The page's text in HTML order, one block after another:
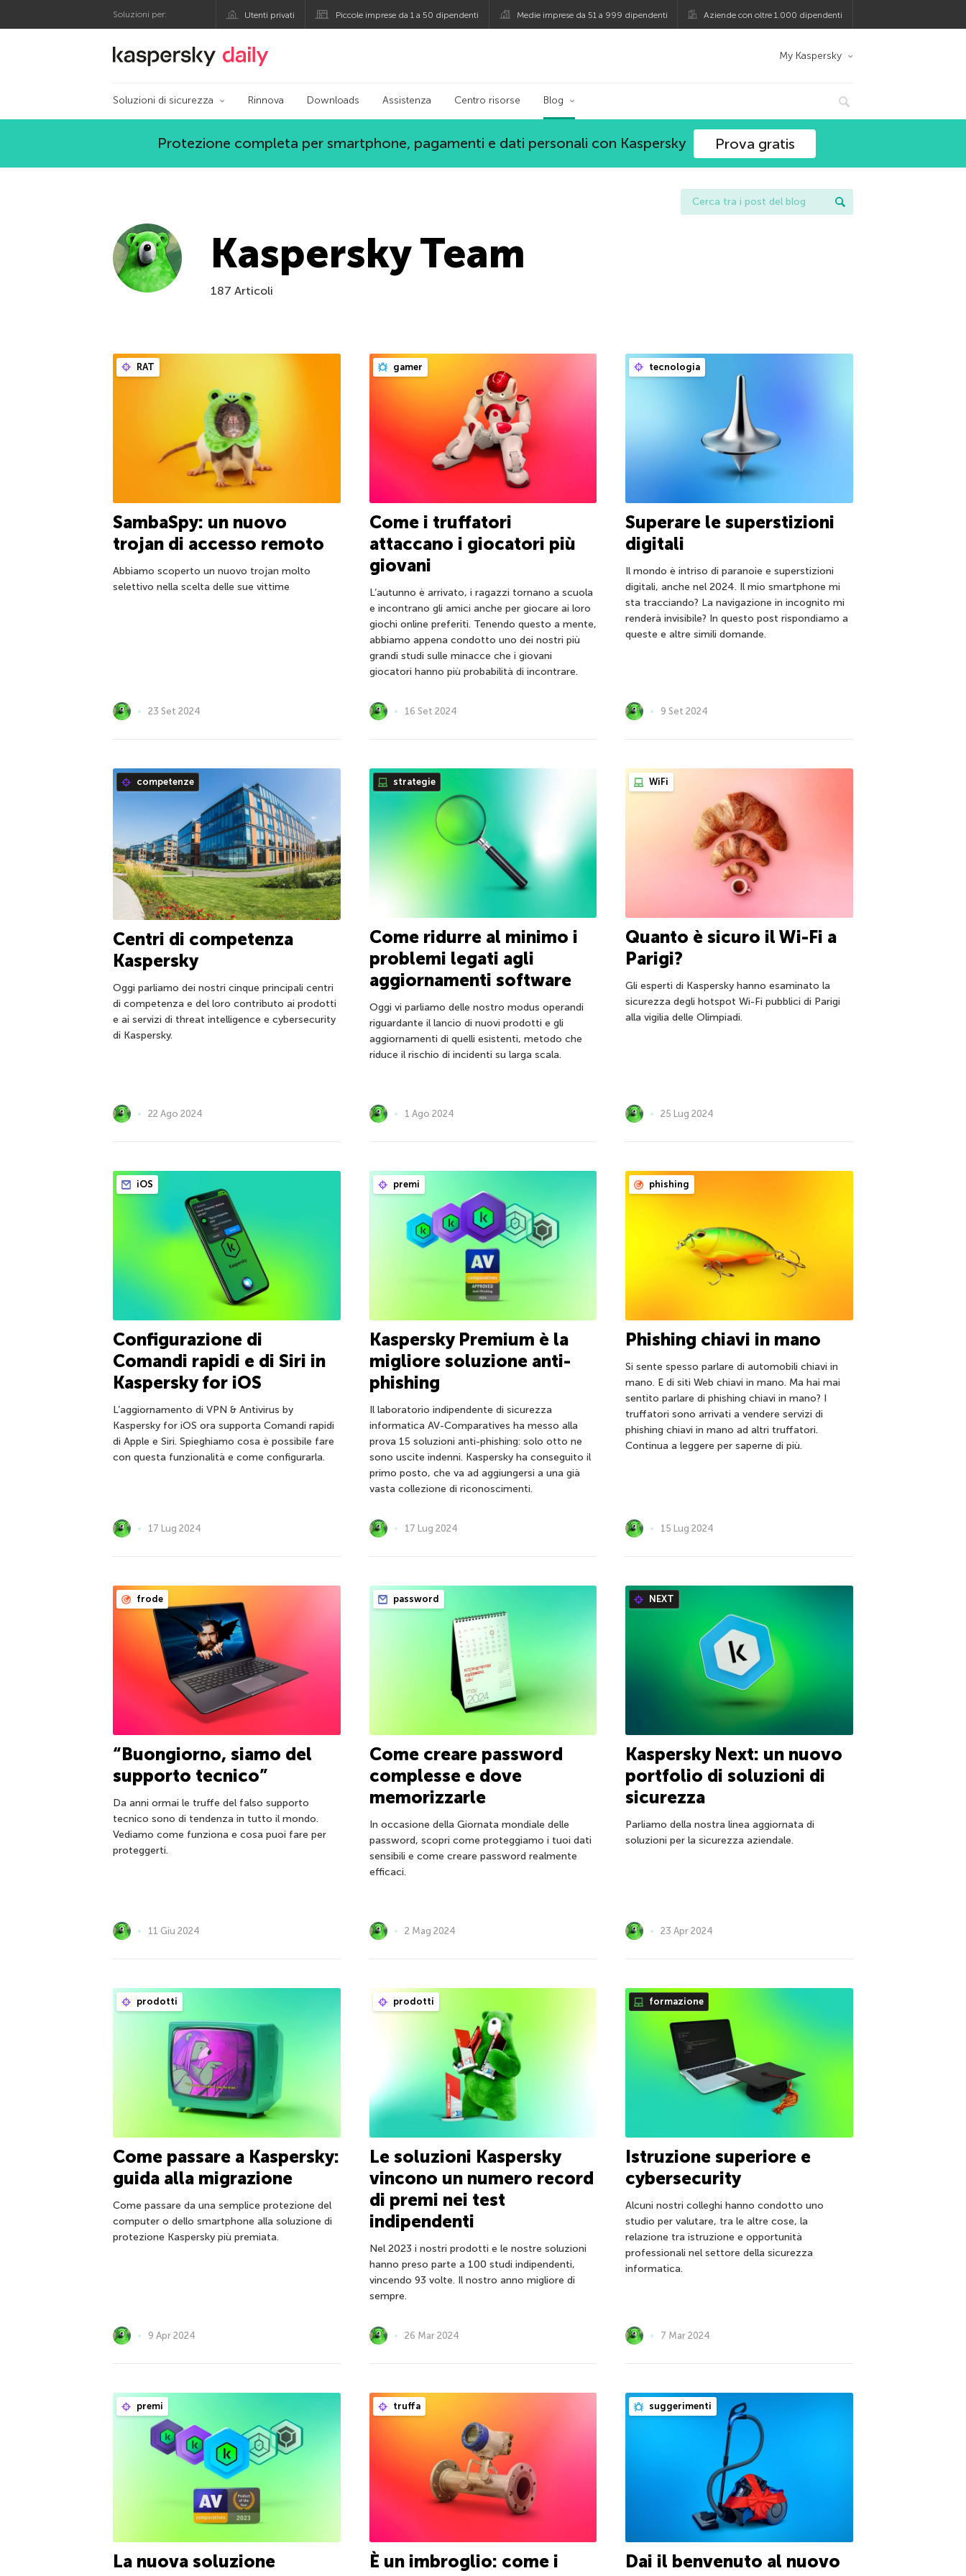
Soluzioni per: Utenti privati Piccole imprese da 1 a 50 dipendenti Medie imprese da 51 a 999 dipendenti Aziende con oltre 1.000 dipendenti
Blog ufficiale di Kaspersky My Kaspersky
Soluzioni di sicurezza Rinnova Downloads Assistenza Centro risorse Blog
Protezione completa per smartphone, pagamenti e dati personali con Kaspersky Prova gratis
Kaspersky Team
187 Articoli
RAT
SambaSpy: un nuovo
trojan di accesso remoto
Abbiamo scoperto un nuovo trojan molto
selettivo nella scelta delle sue vittime
23 Set 2024
gamer
Come i truffatori
attaccano i giocatori più
giovani
L’autunno è arrivato, i ragazzi tornano a scuola
e incontrano gli amici anche per giocare ai loro
giochi online preferiti. Tenendo questo a mente,
abbiamo appena condotto uno dei nostri più
grandi studi sulle minacce che i giovani
giocatori hanno più probabilità di incontrare.
16 Set 2024
tecnologia
Superare le superstizioni
digitali
Il mondo è intriso di paranoie e superstizioni
digitali, anche nel 2024. Il mio smartphone mi
sta tracciando? La navigazione in incognito mi
renderà invisibile? In questo post rispondiamo a
queste e altre simili domande.
9 Set 2024
competenze
Centri di competenza
Kaspersky
Oggi parliamo dei nostri cinque principali centri
di competenza e del loro contributo ai prodotti
e ai servizi di threat intelligence e cybersecurity
di Kaspersky.
22 Ago 2024
strategie
Come ridurre al minimo i
problemi legati agli
aggiornamenti software
Oggi vi parliamo delle nostro modus operandi
riguardante il lancio di nuovi prodotti e gli
aggiornamenti di quelli esistenti, metodo che
riduce il rischio di incidenti su larga scala.
1 Ago 2024
WiFi
Quanto è sicuro il Wi-Fi a
Parigi?
Gli esperti di Kaspersky hanno esaminato la
sicurezza degli hotspot Wi-Fi pubblici di Parigi
alla vigilia delle Olimpiadi.
25 Lug 2024
iOS
Configurazione di
Comandi rapidi e di Siri in
Kaspersky for iOS
L’aggiornamento di VPN & Antivirus by
Kaspersky for iOS ora supporta Comandi rapidi
di Apple e Siri. Spieghiamo cosa è possibile fare
con questa funzionalità e come configurarla.
17 Lug 2024
premi
Kaspersky Premium è la
migliore soluzione anti-
phishing
Il laboratorio indipendente di sicurezza
informatica AV-Comparatives ha messo alla
prova 15 soluzioni anti-phishing: solo otto ne
sono uscite indenni. Kaspersky ha conseguito il
primo posto, che va ad aggiungersi a una già
vasta collezione di riconoscimenti.
17 Lug 2024
phishing
Phishing chiavi in mano
Si sente spesso parlare di automobili chiavi in
mano. E di siti Web chiavi in mano. Ma hai mai
sentito parlare di phishing chiavi in mano? I
truffatori sono arrivati a vendere servizi di
phishing chiavi in mano ad altri truffatori.
Continua a leggere per saperne di più.
15 Lug 2024
frode
“Buongiorno, siamo del
supporto tecnico”
Da anni ormai le truffe del falso supporto
tecnico sono di tendenza in tutto il mondo.
Vediamo come funziona e cosa puoi fare per
proteggerti.
11 Giu 2024
password
Come creare password
complesse e dove
memorizzarle
In occasione della Giornata mondiale delle
password, scopri come proteggiamo i tuoi dati
sensibili e come creare password realmente
efficaci.
2 Mag 2024
NEXT
Kaspersky Next: un nuovo
portfolio di soluzioni di
sicurezza
Parliamo della nostra linea aggiornata di
soluzioni per la sicurezza aziendale.
23 Apr 2024
prodotti
Come passare a Kaspersky:
guida alla migrazione
Come passare da una semplice protezione del
computer o dello smartphone alla soluzione di
protezione Kaspersky più premiata.
9 Apr 2024
prodotti
Le soluzioni Kaspersky
vincono un numero record
di premi nei test
indipendenti
Nel 2023 i nostri prodotti e le nostre soluzioni
hanno preso parte a 100 studi indipendenti,
vincendo 93 volte. Il nostro anno migliore di
sempre.
26 Mar 2024
formazione
Istruzione superiore e
cybersecurity
Alcuni nostri colleghi hanno condotto uno
studio per valutare, tra le altre cose, la
relazione tra istruzione e opportunità
professionali nel settore della sicurezza
informatica.
7 Mar 2024
premi
La nuova soluzione
truffa
È un imbroglio: come i
suggerimenti
Dai il benvenuto al nuovo